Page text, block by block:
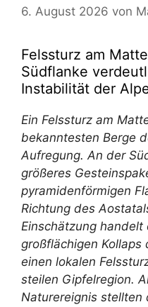
6. August 2026 von
Felssturz am
Südflanke
Instabilität der
Ein Felssturz am
bekanntesten Berge
Aufregung. An der
größeres
pyramidenförmigen
Richtung des
Einschätzung handelt
großflächigen Kollaps
einen lokalen
steilen Gipfelregion.
Naturereignis stellten